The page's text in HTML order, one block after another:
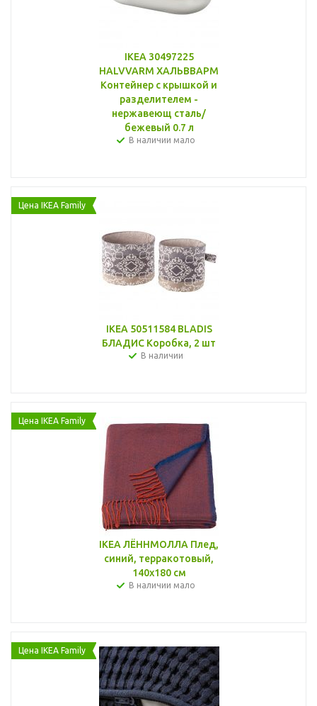
IKEA 30497225
HALVVARM ХАЛЬВВАРМ
Контейнер с крышкой и
разделителем -
нержавеющ сталь/
бежевый 0.7 л
В наличии мало
Цена IKEA Family
IKEA 50511584 BLADIS
БЛАДИС Коробка, 2 шт
В наличии
Цена IKEA Family
IKEA ЛЁННМОЛЛА Плед,
синий, терракотовый,
140x180 см
В наличии мало
Цена IKEA Family